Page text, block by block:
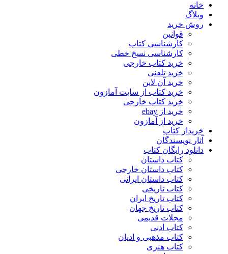
خانه
وبلاگ
روش خرید
قوانین
کارشناسی کتاب
کارشناسی نسخ خطی
خرید کتاب خارجی
خرید تلفنی
خرید آن لاین
خرید کتاب از سایت آمازون
خرید کتاب خارجی
خرید از ebay
خرید از آمازون
خریدار کتاب
آثار نویسندگان
دانلود رایگان کتاب
کتاب داستان
کتاب داستان خارجی
کتاب داستان ایرانی
کتاب تاریخی
کتاب تاریخ ایران
کتاب تاریخ جهان
مجلات قدیمی
کتاب ادبی
کتاب مذهبی و ادیان
کتاب هنری